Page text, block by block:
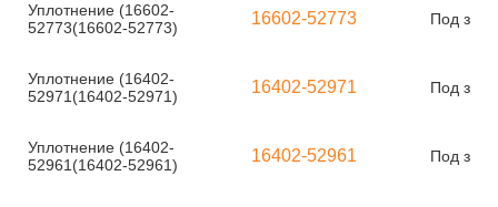
Уплотнение (16602-
52773(16602-52773)
16602-52773 Под
Уплотнение (16402-
52971(16402-52971)
16402-52971 Под
Уплотнение (16402-
52961(16402-52961)
16402-52961 Под